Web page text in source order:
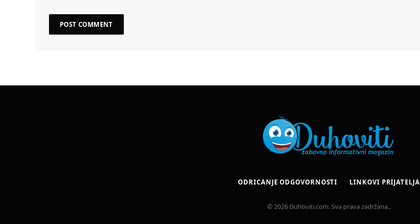
ODRICANJE ODGOVORNOSTI LINKOVI PRIJATELJA
© 2026 Duhoviti.com. Sva prava zadržana..